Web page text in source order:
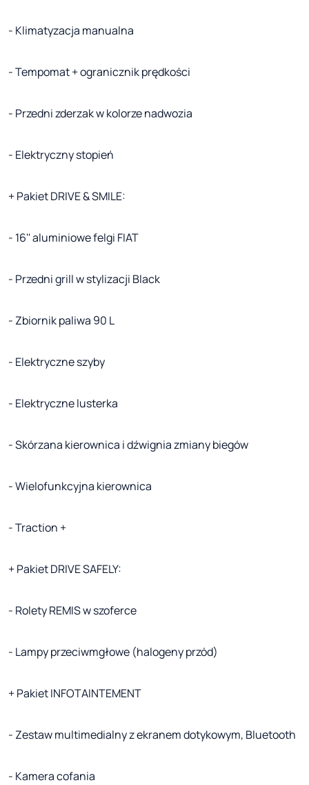
- Klimatyzacja manualna
- Tempomat + ogranicznik prędkości
- Przedni zderzak w kolorze nadwozia
- Elektryczny stopień
+ Pakiet DRIVE & SMILE:
- 16'' aluminiowe felgi FIAT
- Przedni grill w stylizacji Black
- Zbiornik paliwa 90 L
- Elektryczne szyby
- Elektryczne lusterka
- Skórzana kierownica i dźwignia zmiany biegów
- Wielofunkcyjna kierownica
- Traction +
+ Pakiet DRIVE SAFELY:
- Rolety REMIS w szoferce
- Lampy przeciwmgłowe (halogeny przód)
+ Pakiet INFOTAINTEMENT
- Zestaw multimedialny z ekranem dotykowym, Bluetooth
- Kamera cofania